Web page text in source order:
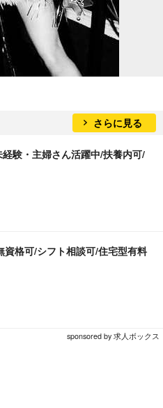
さらに見る
験・主婦さん活躍中/扶養内可/
資格可/シフト相談可/住宅型有料
sponsored by 求人ボックス